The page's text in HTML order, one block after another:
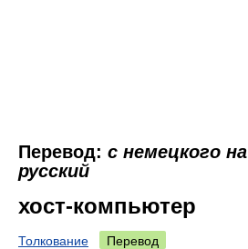
Перевод: с немецкого на
русский
хост-компьютер
Толкование Перевод